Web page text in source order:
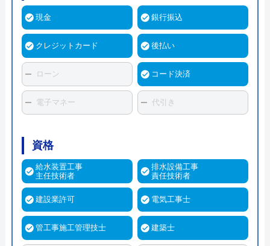
現金 銀行振込
クレジットカード 後払い
ローン コード決済
電子マネー 代引き
資格
給水装置工事
主任技術者
排水設備工事
責任技術者
建設業許可 電気工事士
管工事施工管理技士 建築士